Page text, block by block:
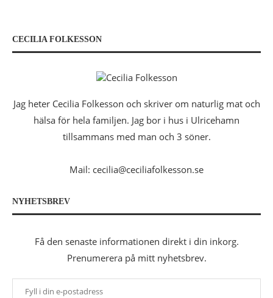
CECILIA FOLKESSON
Jag heter Cecilia Folkesson och skriver om naturlig mat och
hälsa för hela familjen. Jag bor i hus i Ulricehamn
tillsammans med man och 3 söner.
Mail: cecilia@ceciliafolkesson.se
NYHETSBREV
Få den senaste informationen direkt i din inkorg.
Prenumerera på mitt nyhetsbrev.